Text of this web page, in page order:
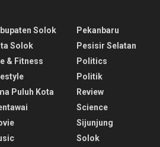
Solok
Solok
& Fitness
Puluh Kota
Pekanbaru
Pesisir Selatan
Politics
Politik
Review
Science
Sijunjung
Solok